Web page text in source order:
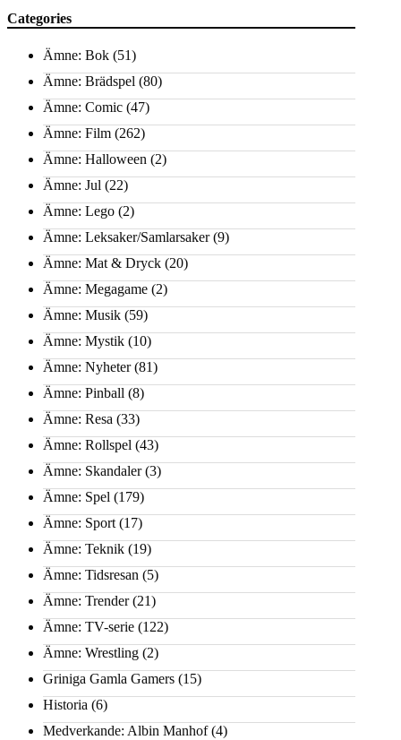
Categories
Ämne: Bok (51)
Ämne: Brädspel (80)
Ämne: Comic (47)
Ämne: Film (262)
Ämne: Halloween (2)
Ämne: Jul (22)
Ämne: Lego (2)
Ämne: Leksaker/Samlarsaker(9)
Ämne: Mat & Dryck (20)
Ämne: Megagame (2)
Ämne: Musik (59)
Ämne: Mystik (10)
Ämne: Nyheter(81)
Ämne: Pinball (8)
Ämne: Resa (33)
Ämne: Rollspel (43)
Ämne: Skandaler(3)
Ämne: Spel (179)
Ämne: Sport (17)
Ämne: Teknik (19)
Ämne: Tidsresan (5)
Ämne: Trender(21)
Ämne: TV-serie (122)
Ämne: Wrestling (2)
Griniga Gamla Gamers (15)
Historia (6)
Medverkande: Albin Manhof(4)